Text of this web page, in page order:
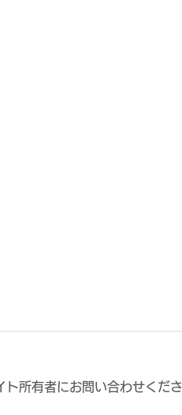
所有者にお問い合わせくださ